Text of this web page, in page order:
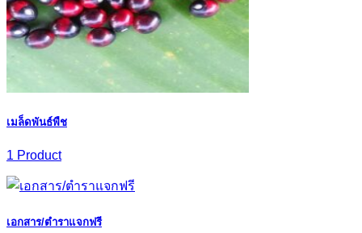
เมล็ดพันธ์พืช
1 Product
เอกสาร/ตำราแจกฟรี